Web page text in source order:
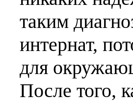
таким
интернат,
для
После того,